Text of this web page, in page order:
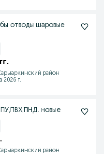
отводы шаровые
район
2026 г.
новые
район